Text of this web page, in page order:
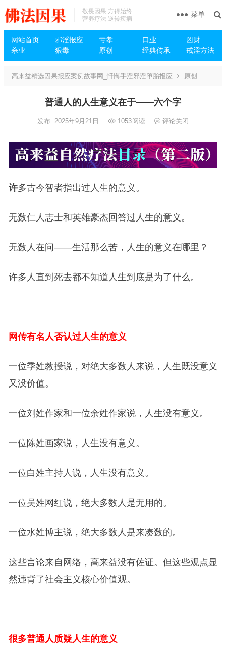
敬畏因果 方得始终
营养疗法 逆转疾病
网站首页 邪淫报应 亏孝 口业
凶财
杀业
狠毒 原创 经典传承 戒淫方法
菜单
高来益精选因果报应案例故事网_忏悔手淫邪淫堕胎报应 原创
普通人的人生意义在于——六个字
发布: 2025年9月21日 1053阅读 评论关闭
许多古今智者指出过人生的意义。
无数仁人志士和英雄豪杰回答过人生的意义。
无数人在问——生活那么苦，人生的意义在哪里？
许多人直到死去都不知道人生到底是为了什么。
网传有名人否认过人生的意义
一位季姓教授说，对绝大多数人来说，人生既没意义
又没价值。
一位刘姓作家和一位余姓作家说，人生没有意义。
一位陈姓画家说，人生没有意义。
一位白姓主持人说，人生没有意义。
一位吴姓网红说，绝大多数人是无用的。
一位水姓博主说，绝大多数人是来凑数的。
这些言论来自网络，高来益没有佐证。但这些观点显
然违背了社会主义核心价值观。
很多普通人质疑人生的意义